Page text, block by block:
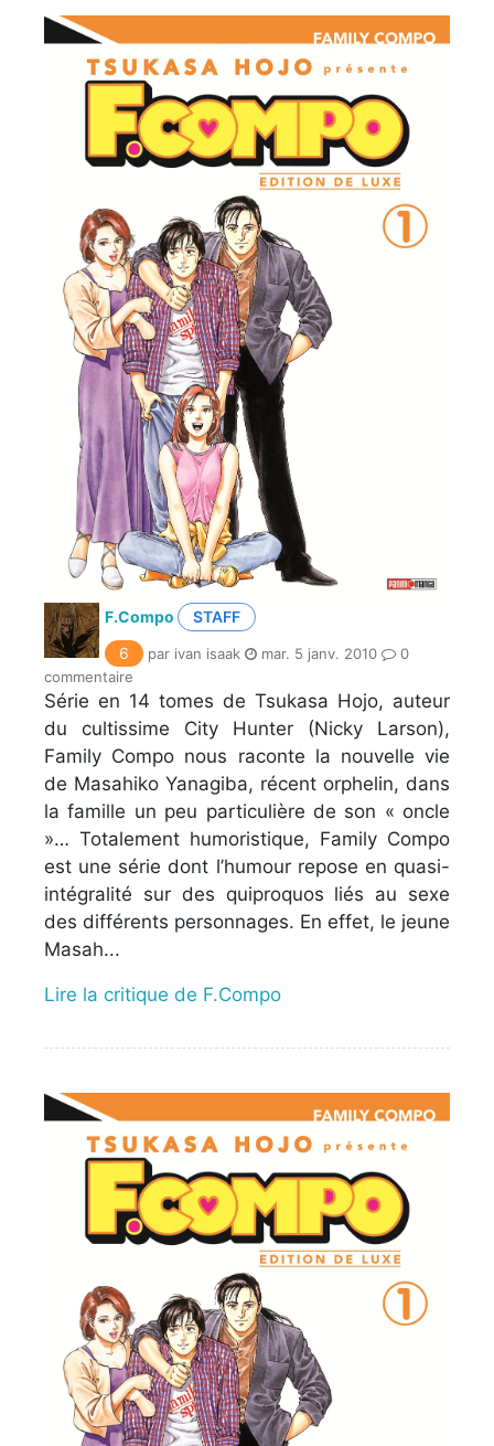
F.Compo
STAFF
6
par ivan isaak mar. 5 janv. 2010
0
commentaire
Série en 14 tomes de Tsukasa Hojo, auteur
du cultissime City Hunter (Nicky Larson),
Family Compo nous raconte la nouvelle vie
de Masahiko Yanagiba, récent orphelin, dans
la famille un peu particulière de son « oncle
»… Totalement humoristique, Family Compo
est une série dont l’humour repose en quasi-
intégralité sur des quiproquos liés au sexe
des différents personnages. En effet, le jeune
Masah...
Lire la critique de F.Compo